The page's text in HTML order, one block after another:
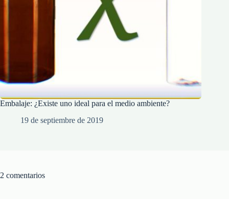
Embalaje: ¿Existe uno ideal para el medio ambiente?
19 de septiembre de 2019
2 comentarios